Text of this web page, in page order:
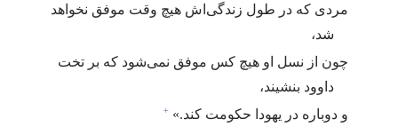
مردی که در طول زندگی‌اش هیچ وقت موفق نخواهد
شد،‏
چون از نسل او هیچ کس موفق نمی‌شود که بر تخت
داوود بنشیند،‏
و دوباره در یهودا حکومت کند.‏»‏ +